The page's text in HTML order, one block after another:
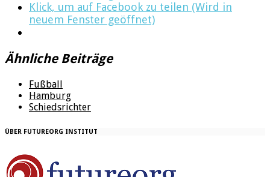
Klick, um auf Facebook zu teilen (Wird in
neuem Fenster geöffnet)
Ähnliche Beiträge
Fußball
Hamburg
Schiedsrichter
ÜBER FUTUREORG INSTITUT